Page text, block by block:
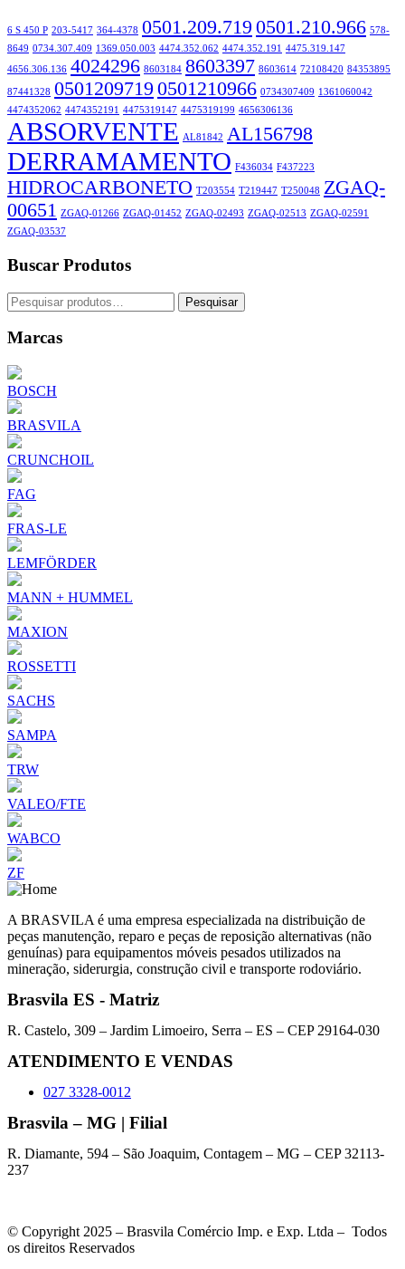
6 S 450 P 203-5417 364-4378 0501.209.719 0501.210.966 578-
8649 0734.307.409 1369.050.003 4474.352.062 4474.352.191 4475.319.147
4656.306.136 4024296 8603184 8603397 8603614 72108420 84353895
87441328 0501209719 0501210966 0734307409 1361060042
4474352062 4474352191 4475319147 4475319199 4656306136
ABSORVENTE AL81842 AL156798
DERRAMAMENTO F436034 F437223
HIDROCARBONETO T203554 T219447 T250048 ZGAQ-
00651 ZGAQ-01266 ZGAQ-01452 ZGAQ-02493 ZGAQ-02513 ZGAQ-02591
ZGAQ-03537
Buscar Produtos
Pesquisar
por:
Pesquisar
Marcas
BOSCH
BRASVILA
CRUNCHOIL
FAG
FRAS-LE
LEMFÖRDER
MANN + HUMMEL
MAXION
ROSSETTI
SACHS
SAMPA
TRW
VALEO/FTE
WABCO
ZF
A BRASVILA é uma empresa especializada na distribuição de
peças manutenção, reparo e peças de reposição alternativas (não
genuínas) para equipamentos móveis pesados utilizados na
mineração, siderurgia, construção civil e transporte rodoviário.
Brasvila ES - Matriz
R. Castelo, 309 – Jardim Limoeiro, Serra – ES – CEP 29164-030
ATENDIMENTO E VENDAS
027 3328-0012
Brasvila – MG | Filial
R. Diamante, 594 – São Joaquim, Contagem – MG – CEP 32113-
237
© Copyright 2025 – Brasvila Comércio Imp. e Exp. Ltda – Todos
os direitos Reservados